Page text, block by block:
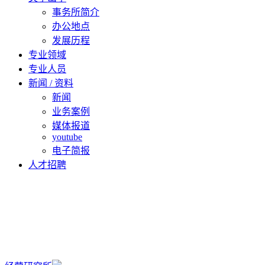
事务所简介
办公地点
发展历程
专业领域
专业人员
新闻 / 资料
新闻
业务案例
媒体报道
youtube
电子简报
人才招聘